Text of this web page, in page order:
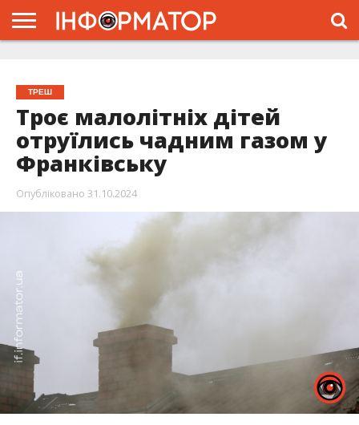
ТРЕШ
Троє малолітніх дітей
отруїлись чадним газом у
Франківську
Опубліковано 31.10.2024